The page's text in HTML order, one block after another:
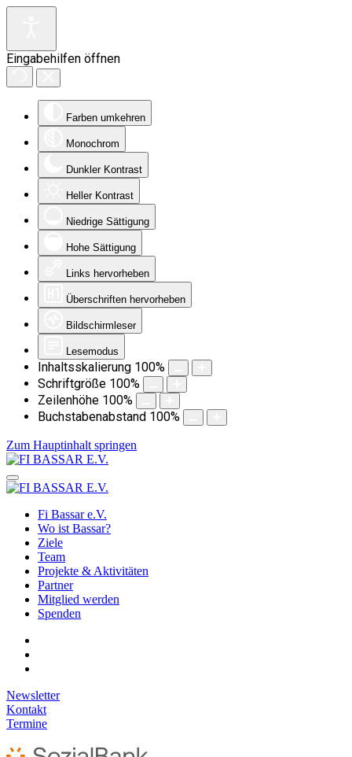
Eingabehilfen öffnen
Farben umkehren
Monochrom
Dunkler Kontrast
Heller Kontrast
Niedrige Sättigung
Hohe Sättigung
Links hervorheben
Überschriften hervorheben
Bildschirmleser
Lesemodus
Inhaltsskalierung 100%
Schriftgröße 100%
Zeilenhöhe 100%
Buchstabenabstand 100%
Zum Hauptinhalt springen
Fi Bassar e.V.
Wo ist Bassar?
Ziele
Team
Projekte & Aktivitäten
Partner
Mitglied werden
Spenden
Newsletter
Kontakt
Termine